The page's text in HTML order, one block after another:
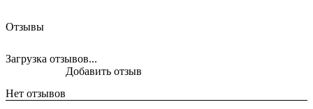
Отзывы
Загрузка отзывов...
Нет отзывов
Добавить отзыв